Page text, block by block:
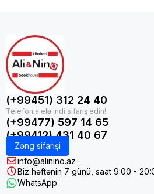
(+99451) 312 24 40
(+99477) 597 14 65
(+99412) 431 40 67
Zəng sifarişi
info@alinino.az
Biz həftənin 7 günü, saat 9:00 -
WhatsApp